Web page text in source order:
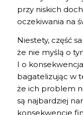
przy niskich
oczekiwania na
Niestety, część
że nie myślą o
I o
bagatelizując w
że ich problem
są najbardziej
konsekwencje